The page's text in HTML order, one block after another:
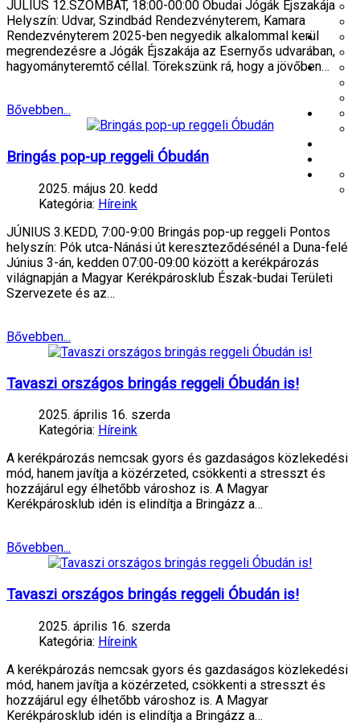
JÚLIUS 12.SZOMBAT, 18:00-00:00 Óbudai Jógák Éjszakája
Helyszín: Udvar, Szindbád Rendezvényterem, Kamara
Rendezvényterem 2025-ben negyedik alkalommal kerül
megrendezésre a Jógák Éjszakája az Esernyős udvarában,
hagyományteremtő céllal. Törekszünk rá, hogy a jövőben…
Bővebben...
Bringás pop-up reggeli Óbudán
2025. május 20. kedd
Kategória: Híreink
JÚNIUS 3.KEDD, 7:00-9:00 Bringás pop-up reggeli Pontos
helyszín: Pók utca-Nánási út kereszteződésénél a Duna-felé
Június 3-án, kedden 07:00-09:00 között a kerékpározás
világnapján a Magyar Kerékpárosklub Észak-budai Területi
Szervezete és az…
Bővebben...
Tavaszi országos bringás reggeli Óbudán is!
2025. április 16. szerda
Kategória: Híreink
A kerékpározás nemcsak gyors és gazdaságos közlekedési
mód, hanem javítja a közérzeted, csökkenti a stresszt és
hozzájárul egy élhetőbb városhoz is. A Magyar
Kerékpárosklub idén is elindítja a Bringázz a…
Bővebben...
Tavaszi országos bringás reggeli Óbudán is!
2025. április 16. szerda
Kategória: Híreink
A kerékpározás nemcsak gyors és gazdaságos közlekedési
mód, hanem javítja a közérzeted, csökkenti a stresszt és
hozzájárul egy élhetőbb városhoz is. A Magyar
Kerékpárosklub idén is elindítja a Bringázz a…